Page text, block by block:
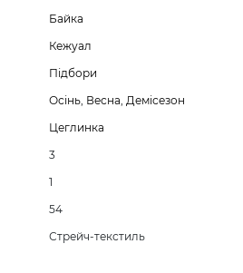
Байка
Кежуал
Підбори
Осінь, Весна, Демісезон
Цеглинка
3
1
54
Стрейч-текстиль